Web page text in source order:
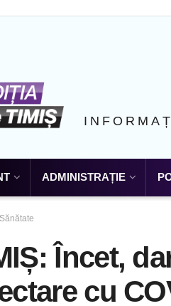
ADMINISTRAȚIE
Sănătate
Încet,
cu